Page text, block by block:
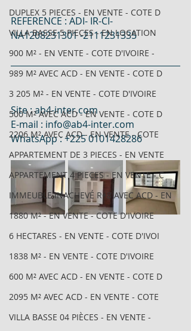
DUPLEX 5 PIECES - EN VENTE - COTE D
VILLA BASSE 5 PIECES - EN LOCATION
900 M² - EN VENTE - COTE D'IVOIRE -
989 M² AVEC ACD - EN VENTE - COTE D
3 205 M² - EN VENTE - COTE D'IVOIRE
500 M² AVEC ACD - EN VENTE - COTE D
2206 M² AVEC ACD - EN VENTE - COTE
APPARTEMENT DE 3 PIECES - EN VENTE
APPARTEMENT 4 PIECES - EN VENTE - C
IMMEUBLE INACHEVÉ R+8 AVEC ACD - EN
1880 M² - EN VENTE - COTE D'IVOIRE
6 HECTARES - EN VENTE - COTE D'IVOI
1838 M² - EN VENTE - COTE D'IVOIRE
600 M² AVEC ACD - EN VENTE - COTE D
2095 M² AVEC ACD - EN VENTE - COTE
VILLA BASSE 04 PIÈCES - EN VENTE -
REFERENCE : ADI- IR-CI-
NA1208231301 -2111231335
Site : ab4-inter.com
E-mail : info@ab4-inter.com
WhatsApp : +225 0101428286